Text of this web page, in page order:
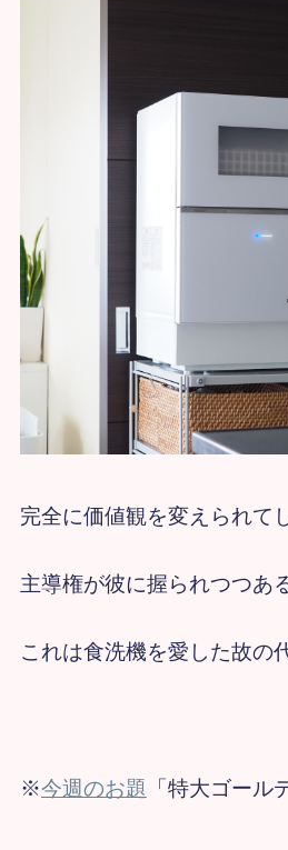
完全に価値観を変えられて
主導権が彼に握られつつある
これは食洗機を愛した故の
※今週のお題 「特大ゴール